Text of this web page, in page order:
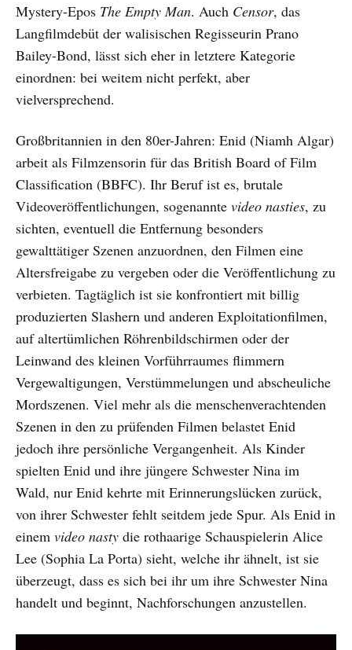
Mystery-Epos The Empty Man. Auch Censor, das
Langfilmdebüt der walisischen Regisseurin Prano
Bailey-Bond, lässt sich eher in letztere Kategorie
einordnen: bei weitem nicht perfekt, aber
vielversprechend.
Großbritannien in den 80er-Jahren: Enid (Niamh Algar)
arbeit als Filmzensorin für das British Board of Film
Classification (BBFC). Ihr Beruf ist es, brutale
Videoveröffentlichungen, sogenannte video nasties, zu
sichten, eventuell die Entfernung besonders
gewalttätiger Szenen anzuordnen, den Filmen eine
Altersfreigabe zu vergeben oder die Veröffentlichung zu
verbieten. Tagtäglich ist sie konfrontiert mit billig
produzierten Slashern und anderen Exploitationfilmen,
auf altertümlichen Röhrenbildschirmen oder der
Leinwand des kleinen Vorführraumes flimmern
Vergewaltigungen, Verstümmelungen und abscheuliche
Mordszenen. Viel mehr als die menschenverachtenden
Szenen in den zu prüfenden Filmen belastet Enid
jedoch ihre persönliche Vergangenheit. Als Kinder
spielten Enid und ihre jüngere Schwester Nina im
Wald, nur Enid kehrte mit Erinnerungslücken zurück,
von ihrer Schwester fehlt seitdem jede Spur. Als Enid in
einem video nasty die rothaarige Schauspielerin Alice
Lee (Sophia La Porta) sieht, welche ihr ähnelt, ist sie
überzeugt, dass es sich bei ihr um ihre Schwester Nina
handelt und beginnt, Nachforschungen anzustellen.